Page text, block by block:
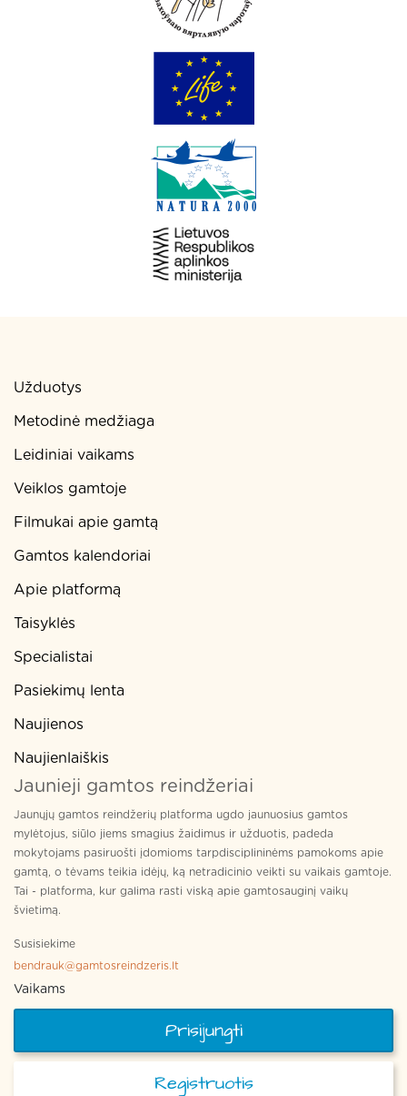
Užduotys
Metodinė medžiaga
Leidiniai vaikams
Veiklos gamtoje
Filmukai apie gamtą
Gamtos kalendoriai
Apie platformą
Taisyklės
Specialistai
Pasiekimų lenta
Naujienos
Naujienlaiškis
Jaunieji gamtos reindžeriai
Jaunųjų gamtos reindžerių platforma ugdo jaunuosius gamtos
mylėtojus, siūlo jiems smagius žaidimus ir užduotis, padeda
mokytojams pasiruošti įdomioms tarpdisciplininėms pamokoms apie
gamtą, o tėvams teikia idėjų, ką netradicinio veikti su vaikais gamtoje.
Tai - platforma, kur galima rasti viską apie gamtosauginį vaikų
švietimą.
Susisiekime
bendrauk@gamtosreindzeris.lt
Vaikams
Prisijungti
Registruotis